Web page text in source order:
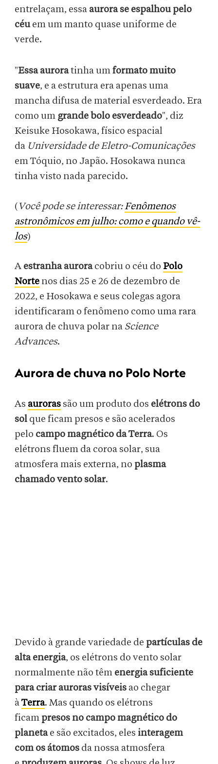
entrelaçam, essa aurora se espalhou pelo
céuem um manto quase uniforme de
verde.
"Essa auroratinha umformato muito
suave, e a estrutura era apenas uma
mancha difusa de material esverdeado. Era
como um grande bolo esverdeado", diz
Keisuke Hosokawa, físico espacial
da Universidade de Eletro-Comunicações
em Tóquio, no Japão. Hosokawa nunca
tinha visto nada parecido.
( Você pode se interessar:Fenômenos
astronômicos em julho: como e quando vê-
los)
A estranha auroracobriu o céu do Polo
Norte nos dias 25 e 26 de dezembro de
2022, e Hosokawa e seus colegas agora
identificaram o fenômeno como uma rara
aurora de chuva polar na Science
Advances.
Aurora de chuva no Polo Norte
As auroras são um produto dos elétrons do
sol que ficam presos e são acelerados
pelo campo magnético da Terra. Os
elétrons fluem da coroa solar, sua
atmosfera mais externa, no plasma
chamado vento solar.
Devido à grande variedade de partículas de
alta energia, os elétrons do vento solar
normalmente não têm energia suficiente
para criar auroras visíveis ao chegar
àTerra. Mas quando os elétrons
ficam presos no campo magnético do
planetae são excitados, eles interagem
com os átomos da nossa atmosfera